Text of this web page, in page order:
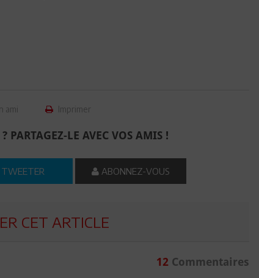
ami Imprimer
PARTAGEZ-LE AVEC VOS AMIS !
TWEETER ABONNEZ-VOUS
CET ARTICLE
12Commentaires